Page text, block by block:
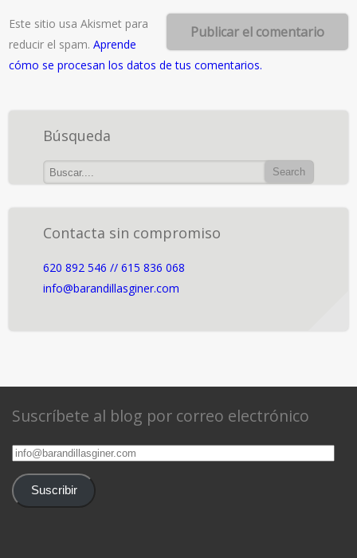
Este sitio usa Akismet para
reducir el spam.Aprende
cómo se procesan los datos de tus comentarios.
Búsqueda
Contacta sin compromiso
620 892 546 // 615 836 068
info@barandillasginer.com
Suscríbete al blog por correo electrónico
info@barandillasginer.com
Suscribir